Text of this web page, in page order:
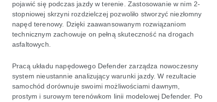
pojawić się podczas jazdy w terenie. Zastosowanie w nim 2-
stopniowej skrzyni rozdzielczej pozwoliło stworzyć niezłomny
napęd terenowy. Dzięki zaawansowanym rozwiązaniom
technicznym zachowuje on pełną skuteczność na drogach
asfaltowych.
Pracą układu napędowego Defender zarządza nowoczesny
system nieustannie analizujący warunki jazdy. W rezultacie
samochód dorównuje swoimi możliwościami dawnym,
prostym i surowym terenówkom linii modelowej Defender. Po